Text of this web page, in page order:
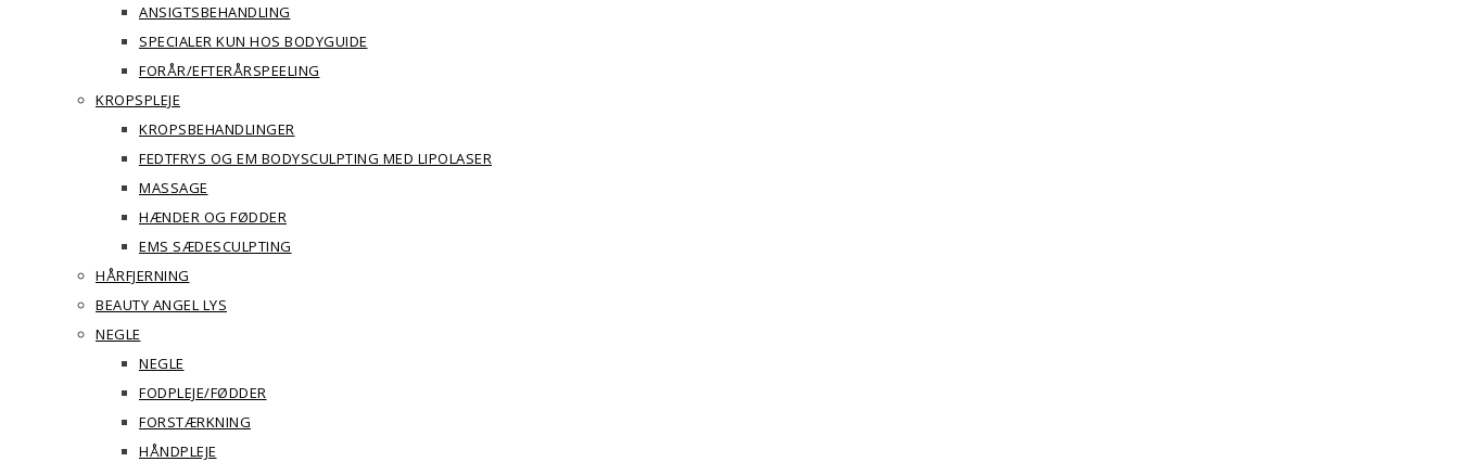
ANSIGTSBEHANDLING
SPECIALER KUN HOS BODYGUIDE
FORÅR/EFTERÅRSPEELING
KROPSPLEJE
KROPSBEHANDLINGER
FEDTFRYS OG EM BODYSCULPTING MED LIPOLASER
MASSAGE
HÆNDER OG FØDDER
EMS SÆDESCULPTING
HÅRFJERNING
BEAUTY ANGEL LYS
NEGLE
NEGLE
FODPLEJE/FØDDER
FORSTÆRKNING
HÅNDPLEJE